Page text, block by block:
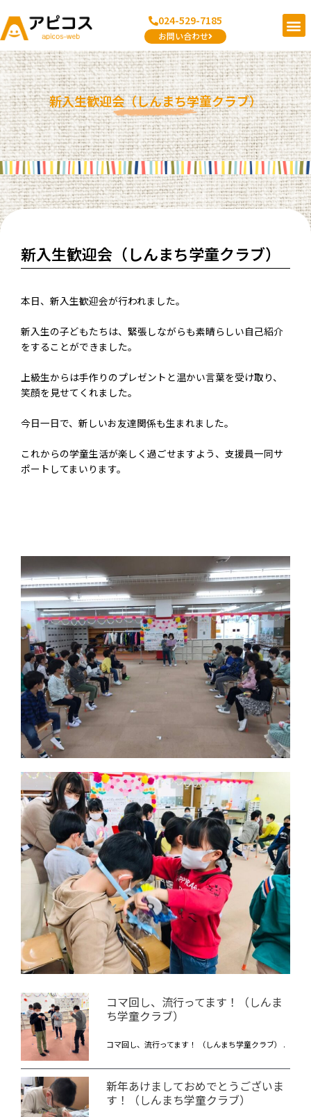
容
を
ス
キ
ッ
プ
024-529-7185
お問い合わせ
メ
ニ
ュ
ー
新入生歓迎会（しんまち学童クラブ）
新入生歓迎会（しんまち学童クラブ）
本日、新入生歓迎会が行われました。
新入生の子どもたちは、緊張しながらも素晴らしい自己紹介
をすることができました。
上級生からは手作りのプレゼントと温かい言葉を受け取り、
笑顔を見せてくれました。
今日一日で、新しいお友達関係も生まれました。
これからの学童生活が楽しく過ごせますよう、支援員一同サ
ポートしてまいります。
コマ回し、流行ってます！（しんま
ち学童クラブ）
コマ回し、流行ってます！ （しんまち学童クラブ） .
新年あけましておめでとうございま
す！（しんまち学童クラブ）
Post
navigation